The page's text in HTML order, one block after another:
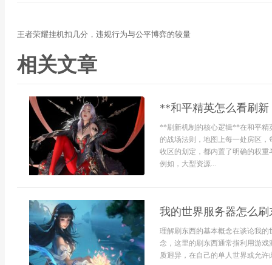
王者荣耀挂机扣几分，违规行为与公平博弈的较量
相关文章
**和平精英怎么看刷
**刷新机制的核心逻辑**在和平精
的战场法则，地图上每一处房区
收区的划定，都内置了明确的权
例如，大型资源...
我的世界服务器怎么
理解刷东西的基本概念在谈论我
念，这里的刷东西通常指利用游
质迥异，在自己的单人世界或允